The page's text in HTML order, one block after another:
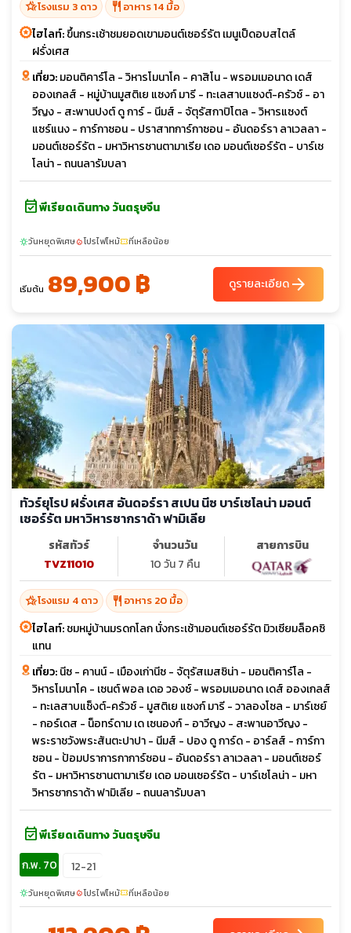
hotel_classโรงแรม 3 ดาว restaurant อาหาร 14 มื้อ
ไฮไลท์:ขึ้นกระเช้าชมยอดเขามอนต์เซอร์รัต เมนูเป็ดอบสไตล์
ฝรั่งเศส
เที่ยว:มอนติคาร์โล - วิหารโมนาโค - คาสิโน - พรอมเมอนาด เดส์
อองเกลส์ - หมู่บ้านมูสติเย แซงก์ มารี - ทะเลสาบแซงต์-ครัวซ์ - อา
วีญง - สะพานปงต์ ดู การ์ - นีมส์ - จัตุรัสกาปิโตล - วิหารแซงต์
แซร์แนง - การ์กาซอน - ปราสาทการ์กาซอน - อันดอร์รา ลาเวลลา -
มอนต์เซอร์รัต - มหาวิหารซานตามาเรีย เดอ มอนต์เซอร์รัต - บาร์เซ
โลน่า - ถนนลารัมบลา
event_availableพีเรียดเดินทาง วันตรุษจีน
sunnyวันหยุดพิเศษlocal_fire_departmentโปรไฟไหม้confirmation_numberที่เหลือน้อย
เริ่มต้น 89,900 ฿ ดูรายละเอียดarrow_forward
ทัวร์ยุโรป ฝรั่งเศส อันดอร์รา สเปน นีซ บาร์เซโลน่า มอนต์
เซอร์รัต มหาวิหารซากราด้า ฟามิเลีย
รหัสทัวร์
TVZ11010
จำนวนวัน
10 วัน 7 คืน
สายการบิน
hotel_classโรงแรม 4 ดาว restaurant อาหาร 20 มื้อ
ไฮไลท์:ชมหมู่บ้านมรดกโลก นั่งกระเช้ามอนต์เซอร์รัต มิวเซียมล็อคซิ
แทน
เที่ยว:นีซ - คานน์ - เมืองเก่านีซ - จัตุรัสเมสซิน่า - มอนติคาร์โล -
วิหารโมนาโค - เซนต์ พอล เดอ วองซ์ - พรอมเมอนาด เดส์ อองเกลส์
- ทะเลสาบแซ็งต์-ครัวซ์ - มูสติเย แซงก์ มารี - วาลองโซล - มาร์เซย์
- กอร์เดส - น็อทร์ดาม เด เซนองก์ - อาวีญง - สะพานอาวีญง -
พระราชวังพระสันตะปาปา - นีมส์ - ปอง ดู การ์ด - อาร์ลส์ - การ์กา
ซอน - ป้อมปราการกาการ์ซอน - อันดอร์รา ลาเวลลา - มอนต์เซอร์
รัต - มหาวิหารซานตามาเรีย เดอ มอนเซอร์รัต - บาร์เซโลน่า - มหา
วิหารซากราด้า ฟามิเลีย - ถนนลารัมบลา
event_availableพีเรียดเดินทาง วันตรุษจีน
ก.พ. 70
12-21
sunnyวันหยุดพิเศษlocal_fire_departmentโปรไฟไหม้confirmation_numberที่เหลือน้อย